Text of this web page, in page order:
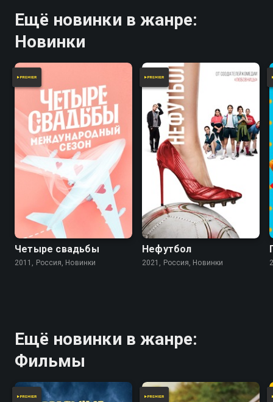
Ещё новинки в жанре:
Новинки
Четыре свадьбы
2011, Россия, Новинки
Нефутбол
2021, Россия, Новинки
Ещё новинки в жанре:
Фильмы